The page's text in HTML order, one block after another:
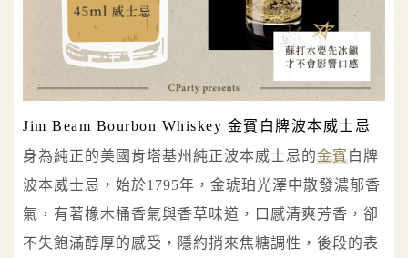
Jim Beam Bourbon Whiskey 金賓白牌波本威士忌
身為純正的美國肯塔基州純正波本威士忌的金賓白牌
波本威士忌，始於1795年，金琥珀光澤中散發濃郁香
氣，有著橡木桶香氣與香草味道，口感清爽芳香，卻
不失飽滿醇厚的感受，隱約捎來焦糖調性，後段的表